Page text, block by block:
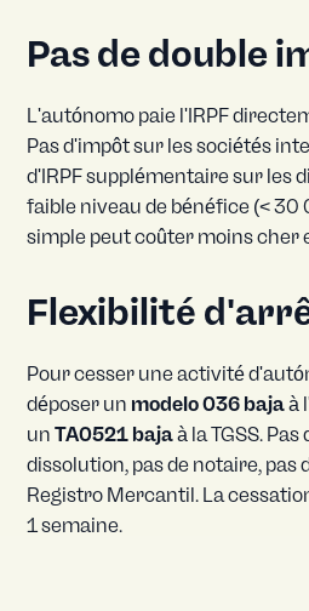
Pas de double
L'autónomo paie l'IRPF
Pas d'impôt sur les sociétés
d'IRPF supplémentaire sur les
faible niveau de bénéfice (< 30
simple peut coûter moins cher
Flexibilité
Pour cesser une activité
déposer un modelo 036 bajaà
unTA0521 bajaà la TGSS.
dissolution, pas de notaire, pas
Registro Mercantil. La
1 semaine.